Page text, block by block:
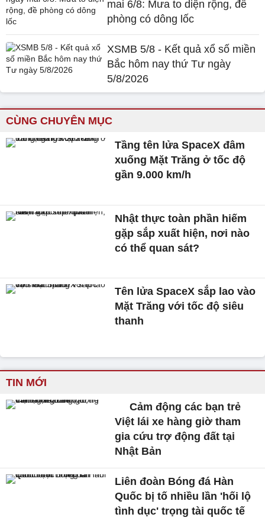
mai 6/8: Mưa to diện rộng, đề
phòng có dông lốc
XSMB 5/8 - Kết quả xổ số miền
Bắc hôm nay thứ Tư ngày
5/8/2026
CÙNG CHUYÊN MỤC
Tầng tên lửa SpaceX đâm
xuống Mặt Trăng ở tốc độ
gần 9.000 km/h
Nhật thực toàn phần hiếm
gặp sắp xuất hiện, nơi nào
có thể quan sát?
Tên lửa SpaceX sắp lao vào
Mặt Trăng với tốc độ siêu
thanh
TIN MỚI
Cảm động các bạn trẻ
Việt lái xe hàng giờ tham
gia cứu trợ động đất tại
Nhật Bản
Liên đoàn Bóng đá Hàn
Quốc bị tố nhiều lần 'hối lộ
tình dục' trọng tài quốc tế